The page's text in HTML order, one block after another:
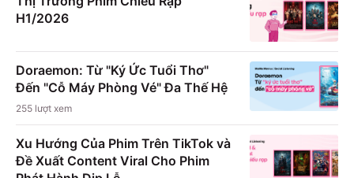
H1/2026
Doraemon: Từ "Ký Ức Tuổi Thơ"
Đến "Cỗ Máy Phòng Vé" Đa Thế Hệ
255 lượt xem
Xu Hướng Của Phim Trên TikTok và
Đề Xuất Content Viral Cho Phim